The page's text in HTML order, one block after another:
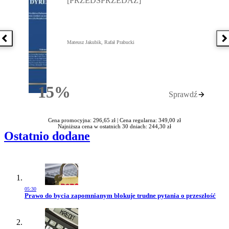
Poprzednia książka
15%Rabatu
Mateusz Jakubik, Rafał Prabucki
Sprawdź
Cena promocyjna: 296,65 zł | Cena regularna: 349,00 zł
Najniższa cena w ostatnich 30 dniach: 244,30 zł
Ostatnio dodane
05:30
Przejdź do artykułu:
Prawo do bycia zapomnianym blokuje trudne pytania o przeszłość